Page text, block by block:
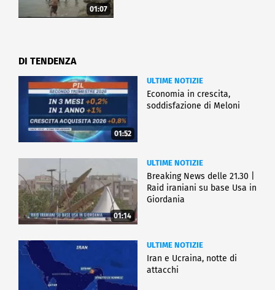
01:07
DI TENDENZA
01:52
ULTIME NOTIZIE
Economia in crescita,
soddisfazione di Meloni
01:14
ULTIME NOTIZIE
Breaking News delle 21.30 |
Raid iraniani su base Usa in
Giordania
ULTIME NOTIZIE
Iran e Ucraina, notte di
attacchi